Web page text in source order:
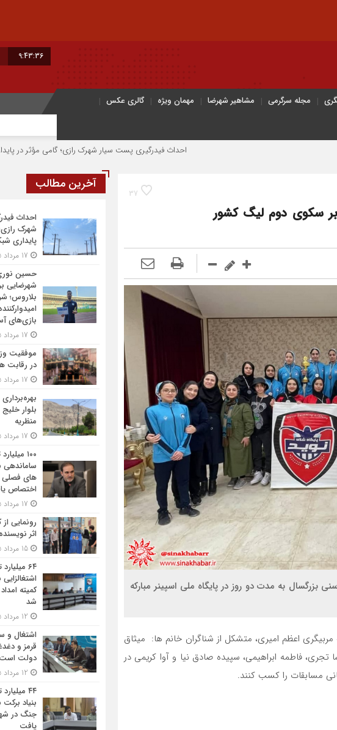
9:43:37
مجله سرگرمی مشاهیر شهرضا مهمان ویژه
گالری عکس
احداث فیدرگیری پست سیار شهرک رازی؛ گامی مؤثر در پایداری شبکه
37
بر سکوی دوم لیگ کشور
بزرگسال به مدت دو روز در پايگاه ملي اسپينر مبارکه
اعظم امیری، متشکل از شناگران خانم ها: میثاق
تجری، فاطمه ابراهیمی، سپیده صادق نیا و آوا کریمی در
مسابقات را کسب کنند.
آخرین مطالب
احداث
شهرک
پایداری
حسین
شهرضایی
بلاروس؛
بازی‌های
موفقیت
در رقابت
بلوار
منظریه
۱۰۰
ساماندهی
های فصلی
اختصاص
رونمایی
اثر
۶۴
کمیته
شد
اشتغال و
قرمز و
دولت است
۴۴
بنیاد
جنگ در
یافت